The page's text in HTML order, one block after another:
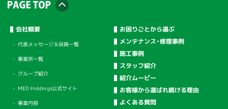
会社概要
代表メッセージ＆役員一覧
事業所一覧
グループ紹介
MED Holdings公式サイト
事業内容
お困りごとから選ぶ
メンテナンス・修理事例
施工事例
スタッフ紹介
紹介ムービー
お客様から選ばれ続ける理由
よくある質問